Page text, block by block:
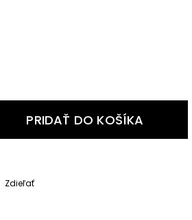
PRIDAŤ DO KOŠÍKA
Zdieľať